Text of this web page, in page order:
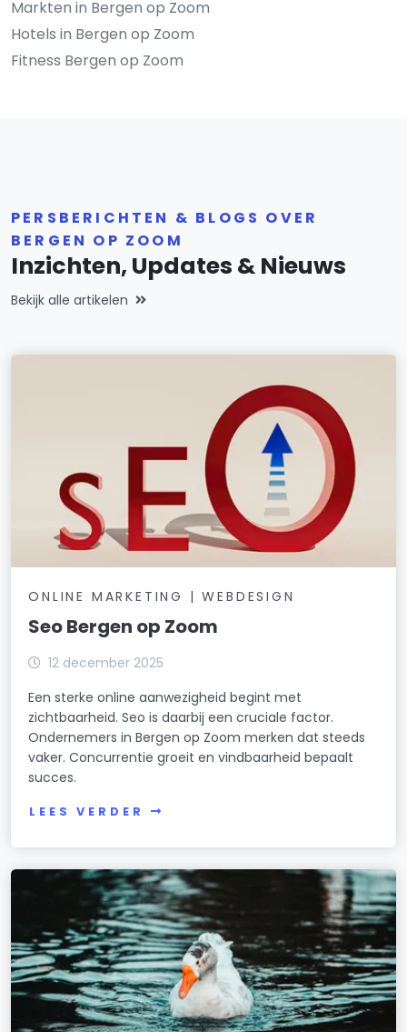
Markten in Bergen op Zoom
Hotels in Bergen op Zoom
Fitness Bergen op Zoom
PERSBERICHTEN & BLOGS OVER
BERGEN OP ZOOM
Inzichten, Updates & Nieuws
Bekijk alle artikelen
ONLINE MARKETING | WEBDESIGN
Seo Bergen op Zoom
12 december 2025
Een sterke online aanwezigheid begint met
zichtbaarheid. Seo is daarbij een cruciale factor.
Ondernemers in Bergen op Zoom merken dat steeds
vaker. Concurrentie groeit en vindbaarheid bepaalt
succes.
LEES VERDER